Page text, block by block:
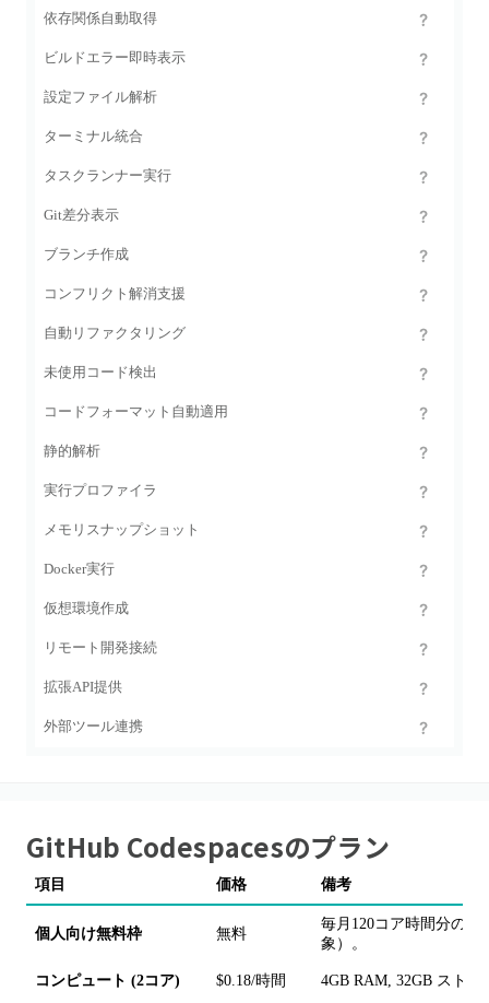
依存関係自動取得
ビルドエラー即時表示
設定ファイル解析
ターミナル統合
タスクランナー実行
Git差分表示
ブランチ作成
コンフリクト解消支援
自動リファクタリング
未使用コード検出
コードフォーマット自動適用
静的解析
実行プロファイラ
メモリスナップショット
Docker実行
仮想環境作成
リモート開発接続
拡張API提供
外部ツール連携
GitHub Codespacesのプラン
項目 価格 備考
個人向け無料枠 無料
毎月120コア時間分のコ
象）。
コンピュート (2コア) $0.18/時間 4GB RAM, 32GB ストレ